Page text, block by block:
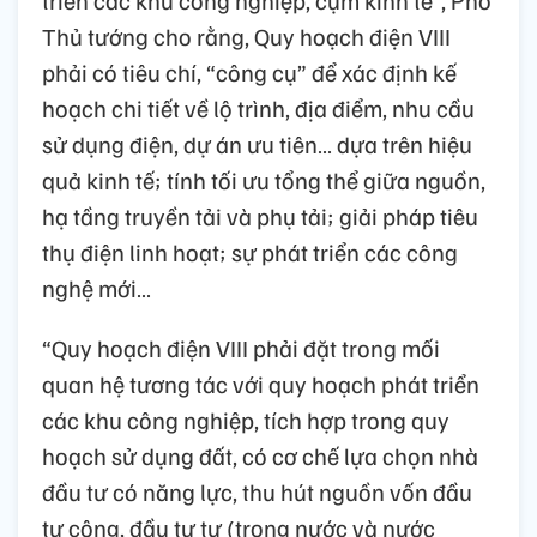
Thủ tướng cho rằng, Quy hoạch điện VIII
phải có tiêu chí, “công cụ” để xác định kế
hoạch chi tiết về lộ trình, địa điểm, nhu cầu
sử dụng điện, dự án ưu tiên… dựa trên hiệu
quả kinh tế; tính tối ưu tổng thể giữa nguồn,
hạ tầng truyền tải và phụ tải; giải pháp tiêu
thụ điện linh hoạt; sự phát triển các công
nghệ mới…
“Quy hoạch điện VIII phải đặt trong mối
quan hệ tương tác với quy hoạch phát triển
các khu công nghiệp, tích hợp trong quy
hoạch sử dụng đất, có cơ chế lựa chọn nhà
đầu tư có năng lực, thu hút nguồn vốn đầu
tư công, đầu tư tư (trong nước và nước